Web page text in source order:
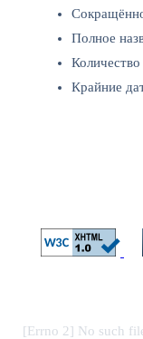
Полное
Количество
Крайние
[Errno 2] No such